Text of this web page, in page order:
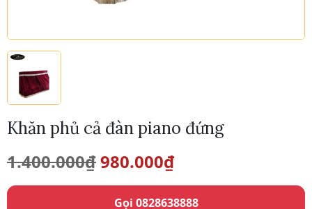
Khăn phủ cả đàn piano đứng
1.400.000₫Giá
gốc
980.000₫Giá
hiện
Gọi 0828638888